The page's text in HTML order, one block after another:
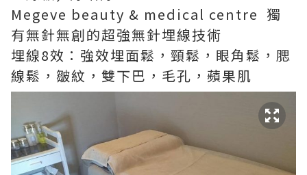
Megeve beauty & medical centre 獨
有無針無創的超強無針埋線技術
埋線8效：強效埋面鬆，頸鬆，眼角鬆，腮
線鬆，皺紋，雙下巴，毛孔，蘋果肌